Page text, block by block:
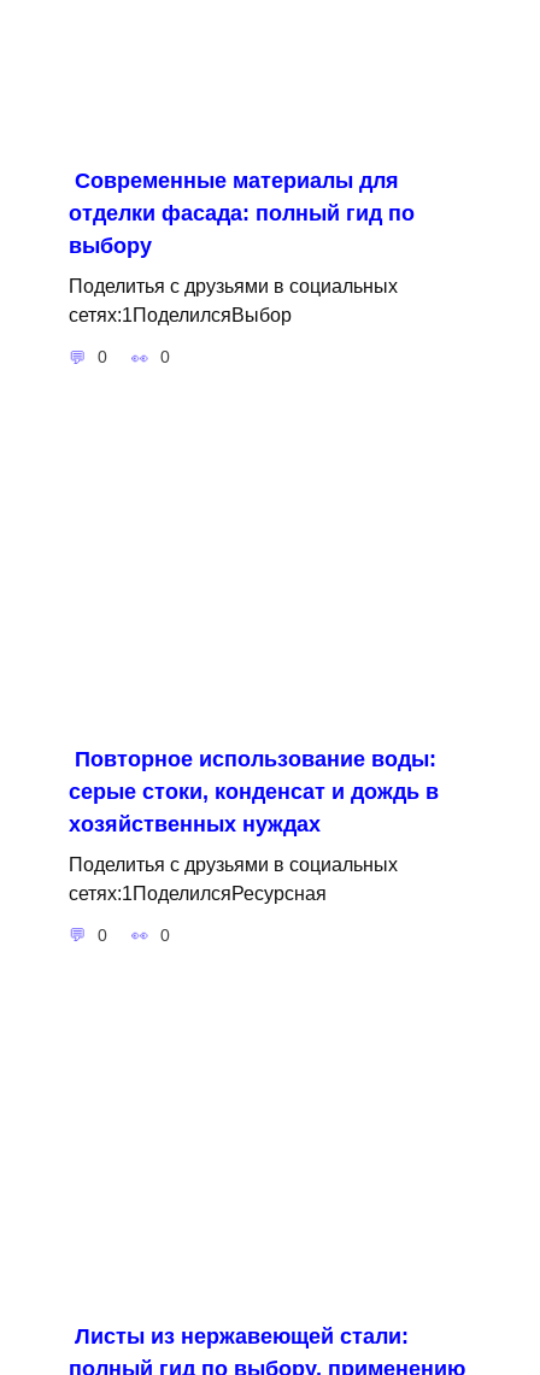
Современные материалы для
отделки фасада: полный гид по
выбору
Поделитья с друзьями в социальных
сетях:1ПоделилсяВыбор
0 0
Повторное использование воды:
серые стоки, конденсат и дождь в
хозяйственных нуждах
Поделитья с друзьями в социальных
сетях:1ПоделилсяРесурсная
0 0
Листы из нержавеющей стали:
полный гид по выбору, применению